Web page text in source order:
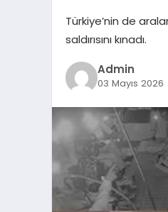
Türkiye’nin de
saldırısını kınadı.
Admin
03 Mayıs 2026